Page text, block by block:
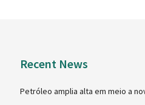
Recent News
Petróleo amplia alta em meio a